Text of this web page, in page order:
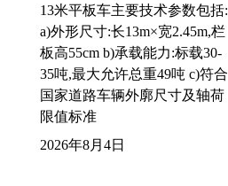
13米平板车主要技术参数包括:
a)外形尺寸:长13m×宽2.45m,栏
板高55cm b)承载能力:标载30-
35吨,最大允许总重49吨 c)符合
国家道路车辆外廓尺寸及轴荷
限值标准
2026年8月4日